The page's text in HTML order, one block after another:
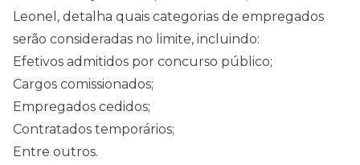
Leonel, detalha quais categorias de empregados
serão consideradas no limite, incluindo:
Efetivos admitidos por concurso público;
Cargos comissionados;
Empregados cedidos;
Contratados temporários;
Entre outros.